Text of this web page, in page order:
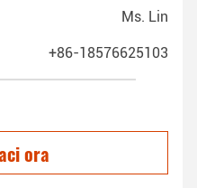
Ms. Lin
+86-18576625103
ora